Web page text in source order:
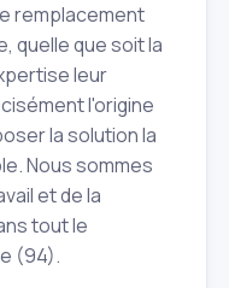
remplacement
quelle que soit la
leur
l'origine
la solution la
Nous sommes
et de la
tout le
(94).